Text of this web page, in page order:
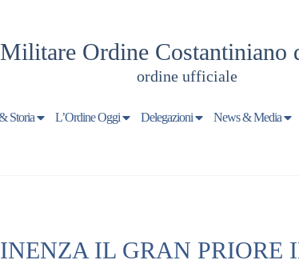
Ordine Costantiniano
ordine ufficiale
Storia L’Ordine Oggi Delegazioni News & Media
IL GRAN PRIORE